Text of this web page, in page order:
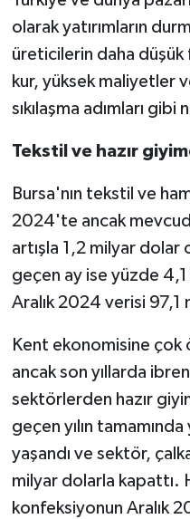
olarak yatırımların
üreticilerin daha düşük
kur, yüksek maliyetler
sıkılaşma adımları gibi
Tekstil ve hazır
Bursa'nın tekstil ve
2024'te ancak
artışla 1,2 milyar
geçen ay ise yüzde 4,1
Aralık 2024 verisi
Kent ekonomisine çok
ancak son yıllarda
sektörlerden hazır
geçen yılın
yaşandı ve sektör,
milyar dolarla kapattı.
konfeksiyonun Aralık